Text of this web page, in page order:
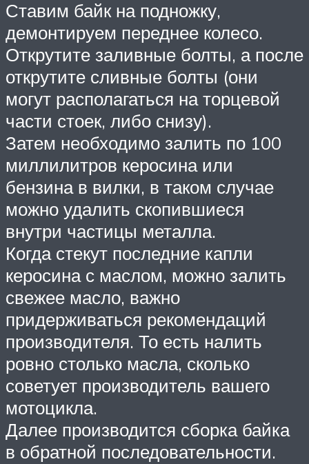
Ставим байк на подножку,
демонтируем переднее колесо.
Открутите заливные болты, а после
открутите сливные болты (они
могут располагаться на торцевой
части стоек, либо снизу).
Затем необходимо залить по 100
миллилитров керосина или
бензина в вилки, в таком случае
можно удалить скопившиеся
внутри частицы металла.
Когда стекут последние капли
керосина с маслом, можно залить
свежее масло, важно
придерживаться рекомендаций
производителя. То есть налить
ровно столько масла, сколько
советует производитель вашего
мотоцикла.
Далее производится сборка байка
в обратной последовательности.